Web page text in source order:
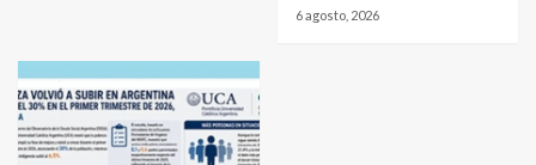
6 agosto, 2026